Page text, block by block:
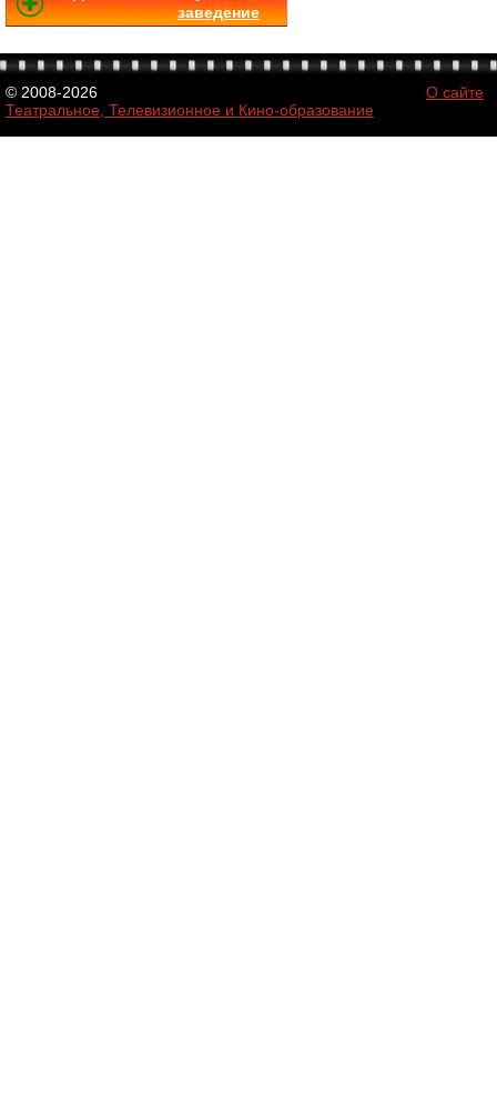
заведение
© 2008-2026
Театральное, Телевизионное и Кино-образование
О сайте